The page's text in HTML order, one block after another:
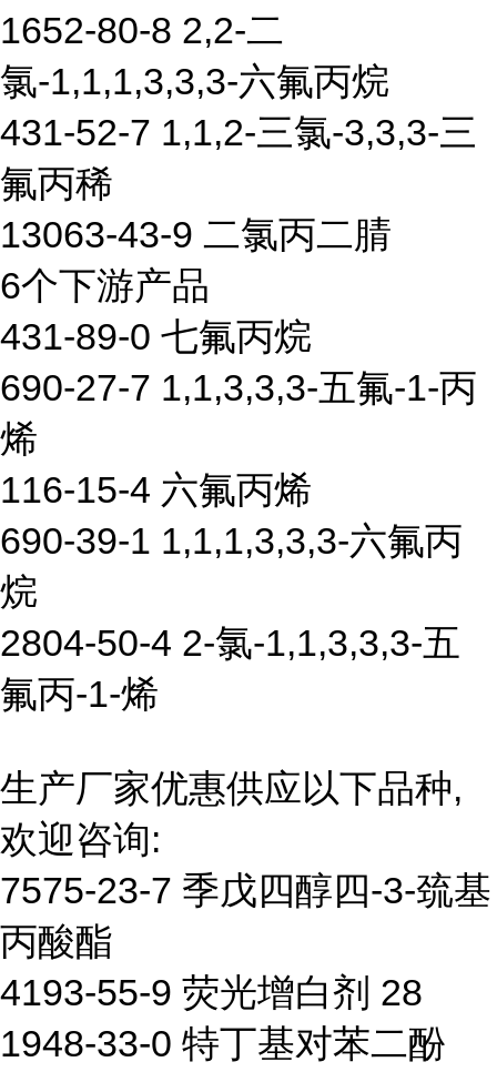
1652-80-8 2,2-二
氯-1,1,1,3,3,3-六氟丙烷
431-52-7 1,1,2-三氯-3,3,3-三
氟丙稀
13063-43-9 二氯丙二腈
6个下游产品
431-89-0 七氟丙烷
690-27-7 1,1,3,3,3-五氟-1-丙
烯
116-15-4 六氟丙烯
690-39-1 1,1,1,3,3,3-六氟丙
烷
2804-50-4 2-氯-1,1,3,3,3-五
氟丙-1-烯
生产厂家优惠供应以下品种,
欢迎咨询:
7575-23-7 季戊四醇四-3-巯基
丙酸酯
4193-55-9 荧光增白剂 28
1948-33-0 特丁基对苯二酚